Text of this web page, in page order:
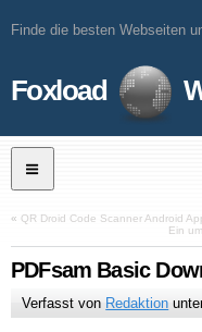
Finde die besten Webseiten
Foxload
« QR Droid Code Scanner Android
Ein
PDFsam Basic
Verfasst von Redaktion